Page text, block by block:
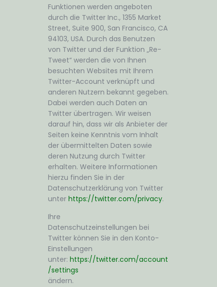
Funktionen werden angeboten
durch die Twitter Inc., 1355 Market
Street, Suite 900, San Francisco, CA
94103, USA. Durch das Benutzen
von Twitter und der Funktion „Re-
Tweet“ werden die von Ihnen
besuchten Websites mit Ihrem
Twitter-Account verknüpft und
anderen Nutzern bekannt gegeben.
Dabei werden auch Daten an
Twitter übertragen. Wir weisen
darauf hin, dass wir als Anbieter der
Seiten keine Kenntnis vom Inhalt
der übermittelten Daten sowie
deren Nutzung durch Twitter
erhalten. Weitere Informationen
hierzu finden Sie in der
Datenschutzerklärung von Twitter
unter https://twitter.com/privacy.
Ihre
Datenschutzeinstellungen bei
Twitter können Sie in den Konto-
Einstellungen
unter: https://twitter.com/account
/settings
ändern.